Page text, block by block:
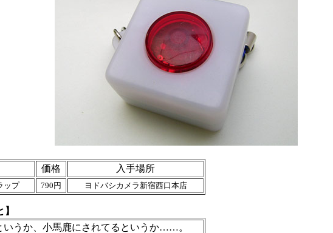
価格 入手場所
ップ 790円 ヨドバシカメラ新宿西口本店
いうか、小馬鹿にされてるというか……。